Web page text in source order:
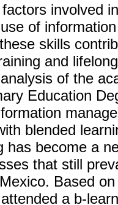
involved
of
skills
and
of the
Education
blended
has become a
that still
Based
a b-